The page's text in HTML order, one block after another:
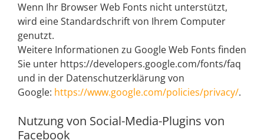
Wenn Ihr Browser Web Fonts nicht unterstützt,
wird eine Standardschrift von Ihrem Computer
genutzt.
Weitere Informationen zu Google Web Fonts finden
Sie unter https://developers.google.com/fonts/faq
und in der Datenschutzerklärung von
Google: https://www.google.com/policies/privacy/.
Nutzung von Social-Media-Plugins von
Facebook